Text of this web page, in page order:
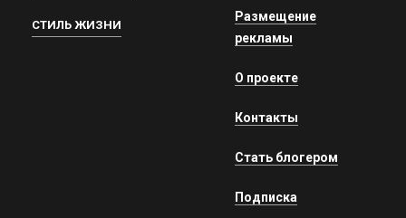
СТИЛЬ ЖИЗНИ
Размещение
рекламы
О проекте
Контакты
Стать блогером
Подписка